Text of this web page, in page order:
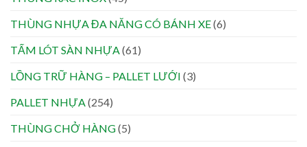
THÙNG NHỰA ĐA NĂNG CÓ BÁNH XE(6)
TẤM LÓT SÀN NHỰA(61)
LỒNG TRỮ HÀNG – PALLET LƯỚI (3)
PALLET NHỰA(254)
THÙNG CHỞ HÀNG(5)